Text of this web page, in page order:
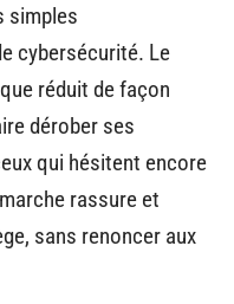
simples
cybersécurité. Le
réduit de façon
dérober ses
qui hésitent encore
rassure et
sans renoncer aux